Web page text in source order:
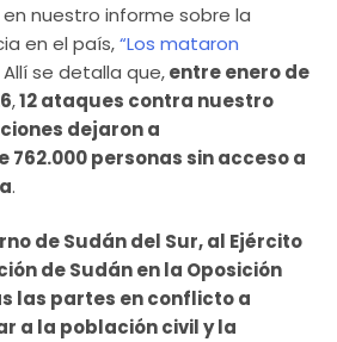
nuestro informe sobre la
en el país,“Los mataron
Allí se detalla que,entre enero de
,12 ataques contra nuestro
dejaron a
personas sin acceso a
.
de Sudán del Sur, al Ejército
de Sudán en la Oposición
las partes en conflicto a
a la población civil y la